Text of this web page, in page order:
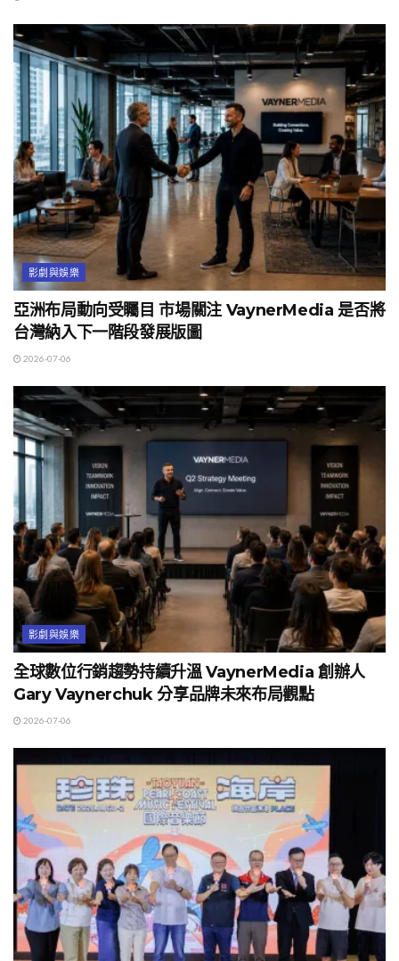
影劇與娛樂
亞洲布局動向受矚目 市場關注 VaynerMedia 是否將
台灣納入下一階段發展版圖
2026-07-06
影劇與娛樂
全球數位行銷趨勢持續升溫 VaynerMedia 創辦人
Gary Vaynerchuk 分享品牌未來布局觀點
2026-07-06